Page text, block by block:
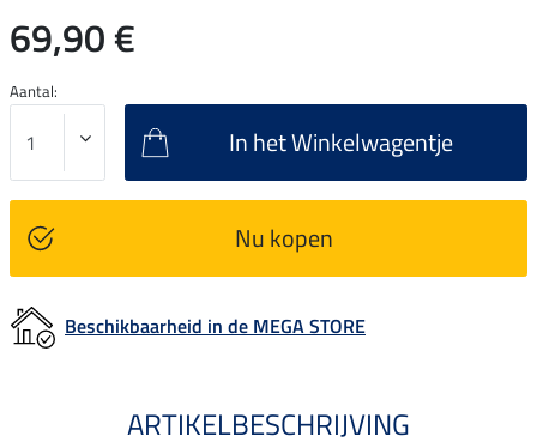
69,90 €
Aantal:
In het Winkelwagentje
Nu kopen
Beschikbaarheid in de MEGA STORE
ARTIKELBESCHRIJVING